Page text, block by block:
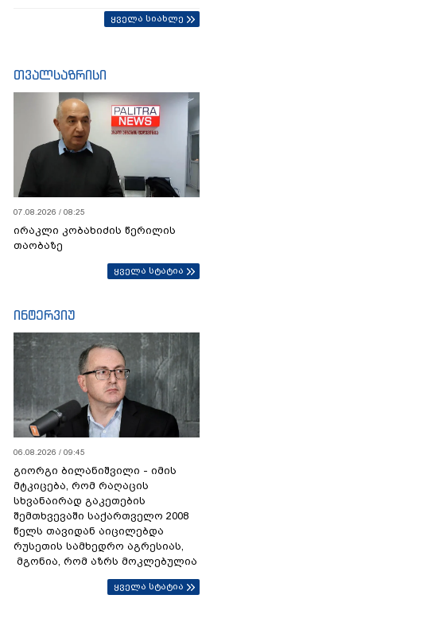
ყველა სიახლე
თვალსაზრისი
07.08.2026 / 08:25
ირაკლი კობახიძის წერილის
თაობაზე
ყველა სტატია
ინტერვიუ
06.08.2026 / 09:45
გიორგი ბილანიშვილი - იმის
მტკიცება, რომ რაღაცის
სხვანაირად გაკეთების
შემთხვევაში საქართველო 2008
წელს თავიდან აიცილებდა
რუსეთის სამხედრო აგრესიას,
მგონია, რომ აზრს მოკლებულია
ყველა სტატია